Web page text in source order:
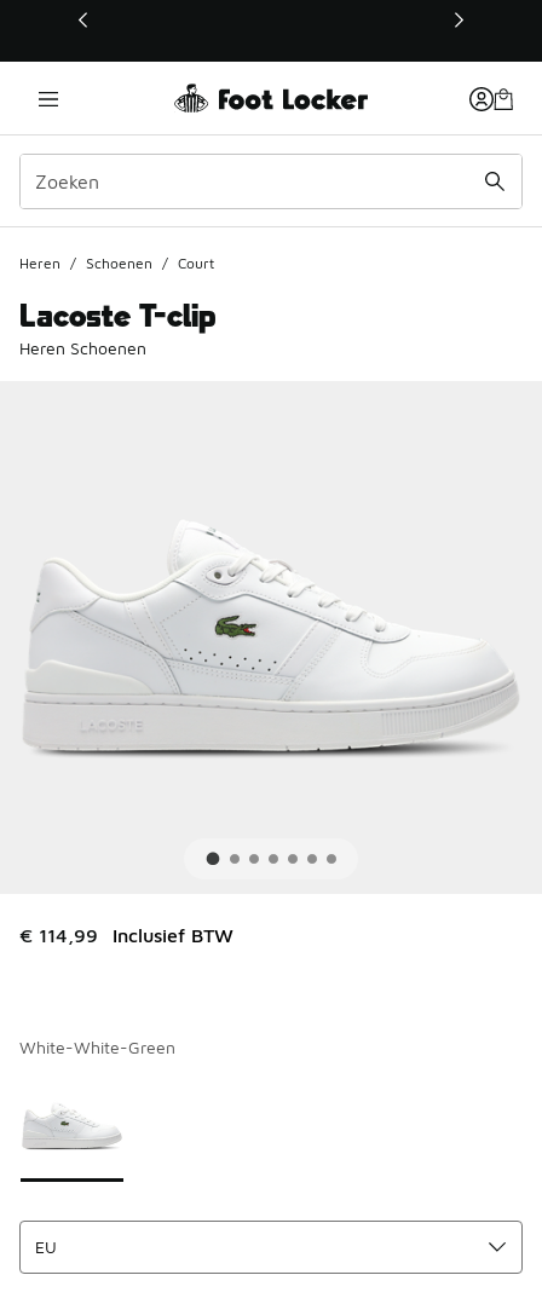
Deze link wordt geopend in een nieuw venster
Heren / Schoenen / Court
Lacoste T-clip
Heren Schoenen
€ 114,99 Inclusief BTW
White-White-Green